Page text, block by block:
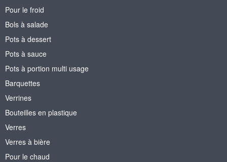
Pour le froid
Bols à salade
Pots à dessert
Pots à sauce
Pots à portion multi usage
Barquettes
Verrines
Bouteilles en plastique
Verres
Verres à bière
Pour le chaud